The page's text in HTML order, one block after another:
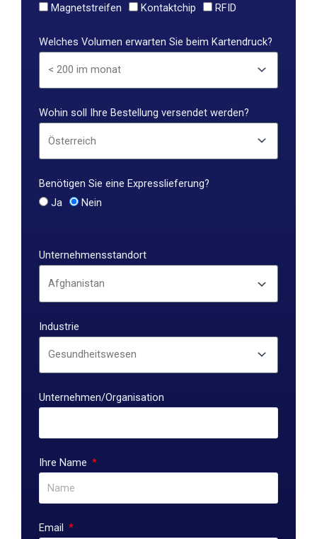
Magnetstreifen
Kontaktchip RFID
Welches Volumen erwarten Sie beim Kartendruck?
Wohin soll Ihre Bestellung versendet werden?
Benötigen Sie eine Expresslieferung?
Ja
Nein
Unternehmensstandort
Industrie
Unternehmen/Organisation
Ihre Name
Email